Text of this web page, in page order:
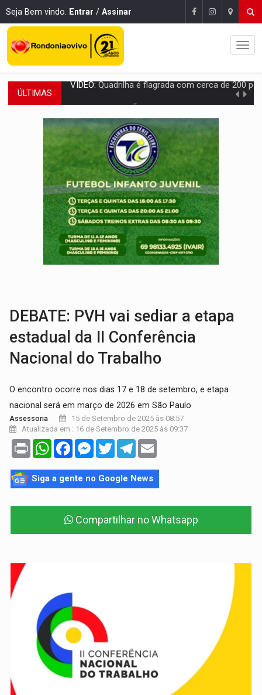
Seja Bem vindo. Entrar / Assinar
ÚLTIMAS MPF cobra regularização fundiária da
SUCESSO NA ABERTURA:2ª Feira Rondônia Empreendedora segue no Espaço
REESTRUTURAÇÃO:Secretário da Seinfra de Porto Velho pede
SAÚDE INDÍGENA:Pirahã terão consultas e exames especializados durante
ECONOMIA:Dia dos pais deve movimentar R$ 8,5 bilhões e RO
DIA DOS PAIS:Bailarina da Praça organiza celebração gratuita
VÍDEO:Perseguição a embarcação no rio Madeira termina com
MEGA SENA:Prêmio acumula para R$ 165
DEBATE: PVH vai sediar a etapa
estadual da II Conferência
Nacional do Trabalho
O encontro ocorre nos dias 17 e 18 de setembro, e etapa
nacional será em março de 2026 em São Paulo
Assessoria
15 de Setembro de 2025 às 08:57
Atualizada em : 16 de Setembro de 2025 às 09:37
Print WhatsAppFacebookMessenger
TwitterTelegram
Siga a gente no Google News
Compartilhar no Whatsapp